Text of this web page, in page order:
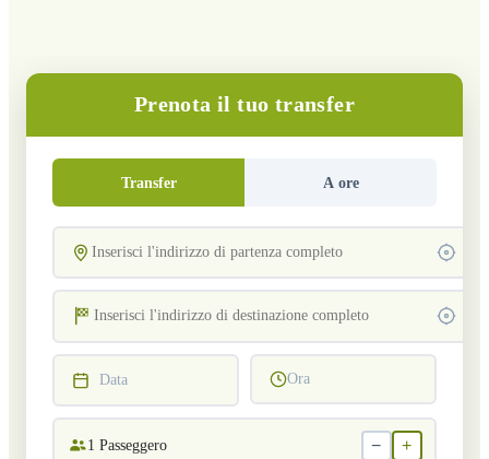
Prenota il tuo transfer
Transfer A ore
Data Ora
1 Passeggero − +